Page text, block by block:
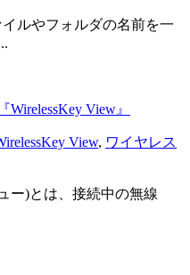
イルやフォルダの名前を一
View』
View, ワイヤレス
ー)とは、接続中の無線